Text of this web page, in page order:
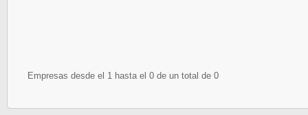
Empresas desde el 1 hasta el 0 de un total de 0